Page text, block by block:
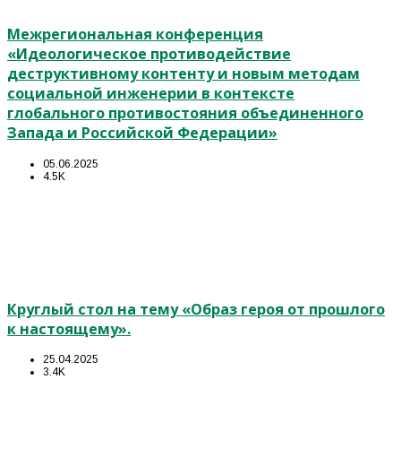
Межрегиональная конференция
«Идеологическое противодействие
деструктивному контенту и новым методам
социальной инженерии в контексте
глобального противостояния объединенного
Запада и Российской Федерации»
05.06.2025
4.5K
Круглый стол на тему «Образ героя от прошлого
к настоящему».
25.04.2025
3.4K